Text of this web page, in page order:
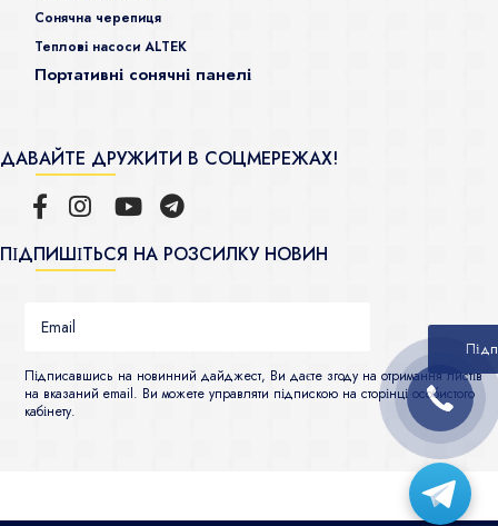
Сонячна черепиця
Теплові насоси ALTEK
Портативні сонячні панелі
ДАВАЙТЕ ДРУЖИТИ В СОЦМЕРЕЖАХ!
ПІДПИШІТЬСЯ НА РОЗСИЛКУ НОВИН
Підписавшись на новинний дайджест, Ви даєте згоду на отримання листів
на вказаний email. Ви можете управляти підпискою на сторінці особистого
кабінету.